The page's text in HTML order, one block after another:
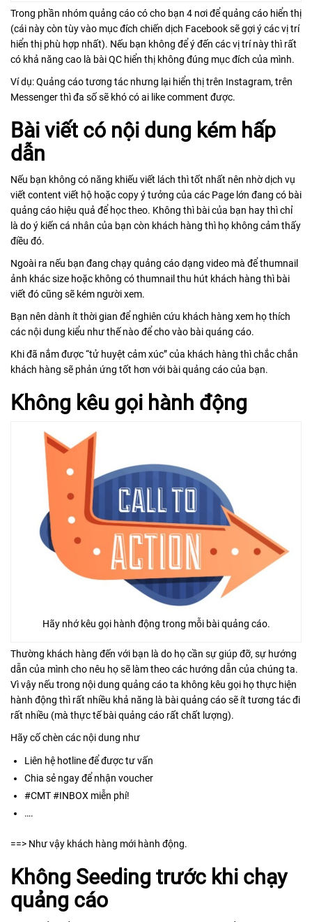
Trong phần nhóm quảng cáo có cho bạn 4 nơi để quảng cáo hiển thị
(cái này còn tùy vào mục đích chiến dịch Facebook sẽ gợi ý các vị trí
hiển thị phù hợp nhất). Nếu bạn không để ý đến các vị trí này thì rất
có khả năng cao là bài QC hiển thị không đúng mục đích của mình.
Ví dụ: Quảng cáo tương tác nhưng lại hiển thị trên Instagram, trên
Messenger thì đa số sẽ khó có ai like comment được.
Bài viết có nội dung kém hấp
dẫn
Nếu bạn không có năng khiếu viết lách thì tốt nhất nên nhờ dịch vụ
viết content viết hộ hoặc copy ý tưởng của các Page lớn đang có bài
quảng cáo hiệu quả để học theo. Không thì bài của bạn hay thì chỉ
là do ý kiến cá nhân của bạn còn khách hàng thì họ không cảm thấy
điều đó.
Ngoài ra nếu bạn đang chạy quảng cáo dạng video mà để thumnail
ảnh khác size hoặc không có thumnail thu hút khách hàng thì bài
viết đó cũng sẽ kém người xem.
Bạn nên dành ít thời gian để nghiên cứu khách hàng xem họ thích
các nội dung kiểu như thế nào để cho vào bài quáng cáo.
Khi đã nắm được “tử huyệt cảm xúc” của khách hàng thì chắc chắn
khách hàng sẽ phản ứng tốt hơn với bài quảng cáo của bạn.
Không kêu gọi hành động
Hãy nhớ kêu gọi hành động trong mỗi bài quảng cáo.
Thường khách hàng đến với bạn là do họ cần sự giúp đỡ, sự hướng
dẫn của mình cho nêu họ sẽ làm theo các hướng dẫn của chúng ta.
Vì vậy nếu trong nội dung quảng cáo ta không kêu gọi họ thực hiện
hành động thì rất nhiều khả năng là bài quảng cáo sẽ ít tương tác đi
rất nhiều (mà thực tế bài quảng cáo rất chất lượng).
Hãy cố chèn các nội dung như
Liên hệ hotline để được tư vấn
Chia sẻ ngay để nhận voucher
#CMT #INBOX miễn phí!
….
==> Như vậy khách hàng mới hành động.
Không Seeding trước khi chạy
quảng cáo